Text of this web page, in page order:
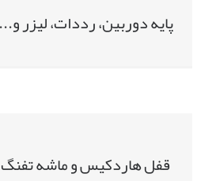
پایه دوربین، رددات، لیزر و...
قفل هاردکیس و ماشه تفنگ